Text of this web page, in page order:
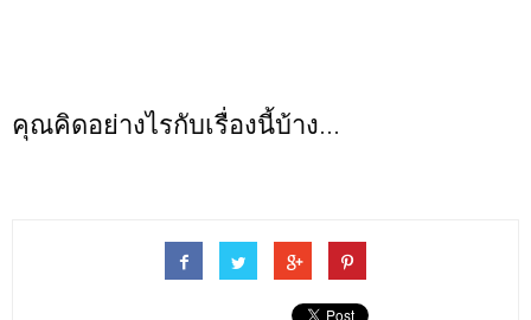
คุณคิดอย่างไรกับเรื่องนี้บ้าง...